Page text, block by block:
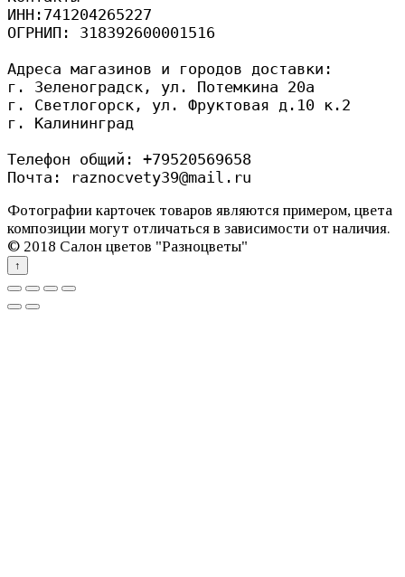
ИНН:741204265227
ОГРНИП: 318392600001516
Адреса магазинов и городов доставки:
г. Зеленоградск, ул. Потемкина 20а
г. Светлогорск, ул. Фруктовая д.10 к.2
г. Калининград
Телефон общий: +79520569658
Почта: raznocvety39@mail.ru
Фотографии карточек товаров являются примером, цвета
композиции могут отличаться в зависимости от наличия.
© 2018 Салон цветов "Разноцветы"